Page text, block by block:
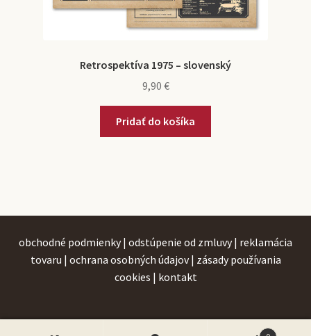
Retrospektíva 1975 – slovenský
9,90 €
Pridať do košíka
obchodné podmienky | odstúpenie od zmluvy | reklamácia
tovaru | ochrana osobných údajov | zásady používania
cookies | kontakt